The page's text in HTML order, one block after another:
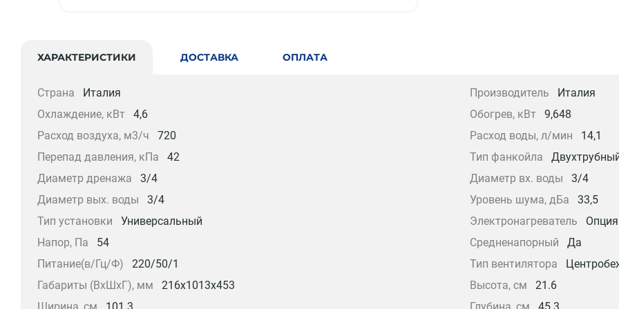
ХАРАКТЕРИСТИКИ ДОСТАВКА ОПЛАТА
Страна Италия Производитель
Италия
Охлаждение, кВт
4,6 Обогрев, кВт
9,648
Расход воздуха, м3/ч
720 Расход воды, л/мин
14,1
Перепад давления, кПа
42 Тип фанкойла
Диаметр дренажа
3/4 Диаметр вх. воды
3/4
Диаметр вых. воды
3/4 Уровень шума, дБа
33,5
Тип установки
Универсальный Электронагреватель
Опция
Напор, Па
54 Средненапорный
Да
Питание(в/Гц/Ф)
220/50/1 Тип вентилятора
Габариты (ВxШxГ), мм
216x1013x453 Высота, см
21.6